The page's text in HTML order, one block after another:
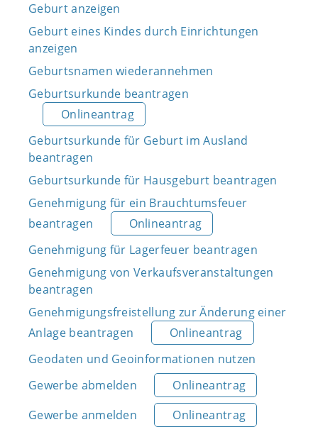
Geburt anzeigen
Geburt eines Kindes durch Einrichtungen
anzeigen
Geburtsnamen wiederannehmen
Geburtsurkunde beantragen
Onlineantrag
Geburtsurkunde für Geburt im Ausland
beantragen
Geburtsurkunde für Hausgeburt beantragen
Genehmigung für ein Brauchtumsfeuer
beantragen
Onlineantrag
Genehmigung für Lagerfeuer beantragen
Genehmigung von Verkaufsveranstaltungen
beantragen
Genehmigungsfreistellung zur Änderung einer
Anlage beantragen
Onlineantrag
Geodaten und Geoinformationen nutzen
Gewerbe abmelden
Onlineantrag
Gewerbe anmelden
Onlineantrag